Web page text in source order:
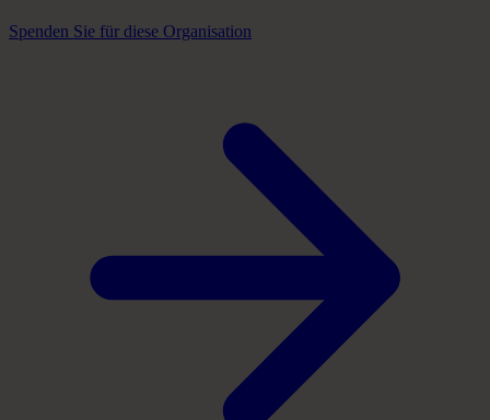
Spenden Sie für diese Organisation